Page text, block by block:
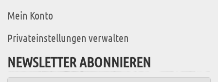
Mein Konto
Privateinstellungen verwalten
NEWSLETTER ABONNIEREN